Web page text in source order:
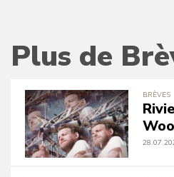
Plus de
BRÈVES